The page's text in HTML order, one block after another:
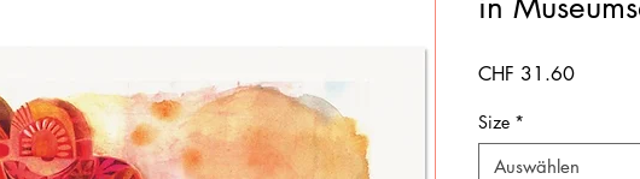
CHF 31.60Preis
Size *
Auswählen